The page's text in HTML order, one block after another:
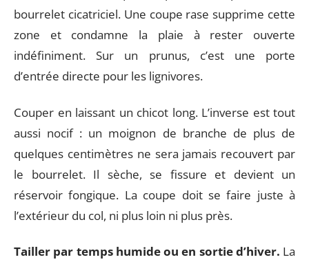
bourrelet cicatriciel. Une coupe rase supprime cette
zone et condamne la plaie à rester ouverte
indéfiniment. Sur un prunus, c’est une porte
d’entrée directe pour les lignivores.
Couper en laissant un chicot long. L’inverse est tout
aussi nocif : un moignon de branche de plus de
quelques centimètres ne sera jamais recouvert par
le bourrelet. Il sèche, se fissure et devient un
réservoir fongique. La coupe doit se faire juste à
l’extérieur du col, ni plus loin ni plus près.
Tailler par temps humide ou en sortie d’hiver. La